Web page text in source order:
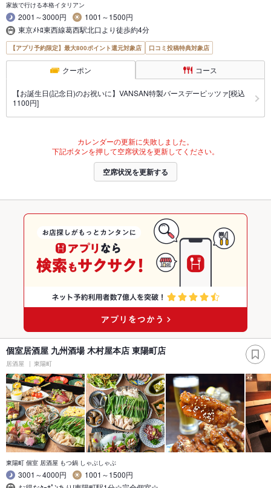
家族で行ける本格イタリアン
2001～3000円
1001～1500円
東京ﾒﾄﾛ東西線葛西駅北口より徒歩約4分
【アプリ予約限定】最大800ポイント還元対象店 口コミ投稿特典対象店
クーポン コース
【お誕生日(記念日)のお祝いに】VANSAN特製バースデーピッツァ[税込
1100円]
カレンダーの更新に失敗しました。
下記ボタンを押して空席状況を更新してください。
空席状況を更新する
個室居酒屋 九州酒場 木村屋本店 東陽町店
居酒屋 東陽町
東陽町 個室 居酒屋 もつ鍋 しゃぶしゃぶ
3001～4000円
1001～1500円